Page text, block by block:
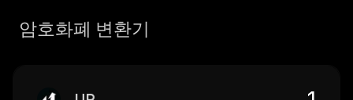
암호화폐 변환기